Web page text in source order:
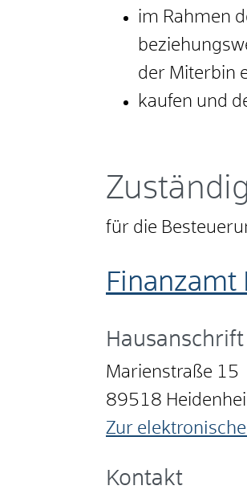
im Rahmen
der Miterbin
kaufen und
für die
Finanzamt
Hausanschrift
Marienstraße 15
89518
Zur
Kontakt